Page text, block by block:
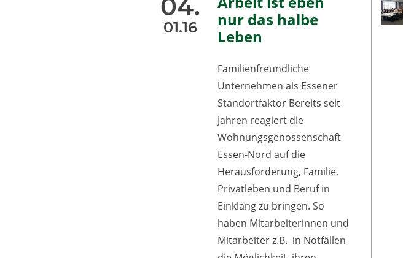
04.
01.16
nur das halbe
Leben
Familienfreundliche
Unternehmen als Essener
Standortfaktor Bereits seit
Jahren reagiert die
Wohnungsgenossenschaft
Essen-Nord auf die
Herausforderung, Familie,
Privatleben und Beruf in
Einklang zu bringen. So
haben Mitarbeiterinnen und
Mitarbeiter z.B. in Notfällen